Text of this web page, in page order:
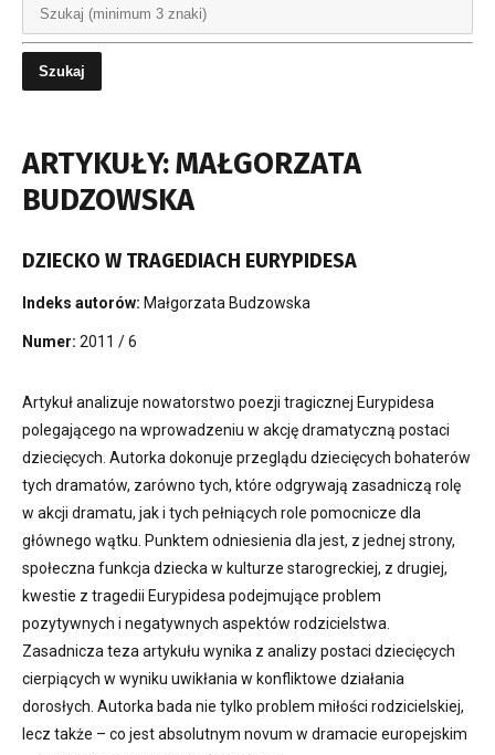
ARTYKUŁY: MAŁGORZATA
BUDZOWSKA
DZIECKO W TRAGEDIACH EURYPIDESA
Indeks autorów: Małgorzata Budzowska
Numer: 2011 / 6
Artykuł analizuje nowatorstwo poezji tragicznej Eurypidesa
polegającego na wprowadzeniu w akcję dramatyczną postaci
dziecięcych. Autorka dokonuje przeglądu dziecięcych bohaterów
tych dramatów, zarówno tych, które odgrywają zasadniczą rolę
w akcji dramatu, jak i tych pełniących role pomocnicze dla
głównego wątku. Punktem odniesienia dla jest, z jednej strony,
społeczna funkcja dziecka w kulturze starogreckiej, z drugiej,
kwestie z tragedii Eurypidesa podejmujące problem
pozytywnych i negatywnych aspektów rodzicielstwa.
Zasadnicza teza artykułu wynika z analizy postaci dziecięcych
cierpiących w wyniku uwikłania w konfliktowe działania
dorosłych. Autorka bada nie tylko problem miłości rodzicielskiej,
lecz także – co jest absolutnym novum w dramacie europejskim